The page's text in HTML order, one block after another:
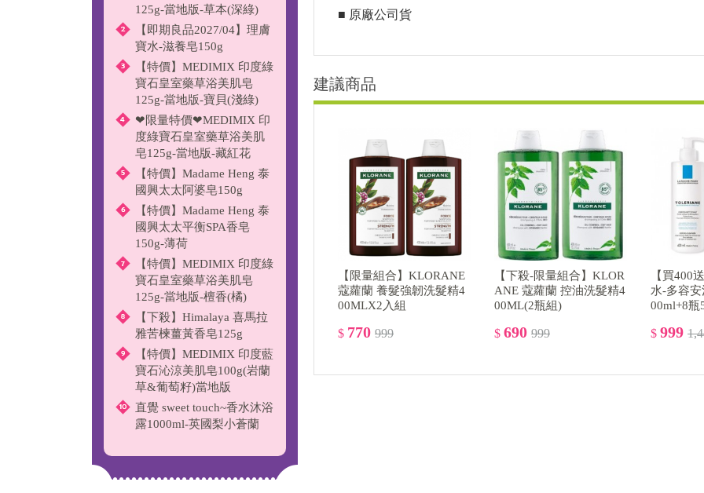
125g-當地版-草本(深綠)
【即期良品2027/04】理膚
寶水-滋養皂150g
【特價】MEDIMIX 印度綠
寶石皇室藥草浴美肌皂
125g-當地版-寶貝(淺綠)
❤限量特價❤MEDIMIX 印
度綠寶石皇室藥草浴美肌
皂125g-當地版-藏紅花
【特價】Madame Heng 泰
國興太太阿婆皂150g
【特價】Madame Heng 泰
國興太太平衡SPA香皂
150g-薄荷
【特價】MEDIMIX 印度綠
寶石皇室藥草浴美肌皂
125g-當地版-檀香(橘)
【下殺】Himalaya 喜馬拉
雅苦楝薑黃香皂125g
【特價】MEDIMIX 印度藍
寶石沁涼美肌皂100g(岩蘭
草&葡萄籽)當地版
直覺 sweet touch~香水沐浴
露1000ml-英國梨小蒼蘭
■ 原廠公司貨
建議商品
【限量組合】KLORANE
蔻蘿蘭 養髮強韌洗髮精4
00MLX2入組
$ 770 999
【下殺-限量組合】KLOR
ANE 蔻蘿蘭 控油洗髮精4
00ML(2瓶組)
$ 690 999
【買400
水-多容
00ml+8瓶
$ 999